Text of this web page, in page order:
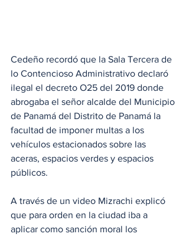
Cedeño recordó que la Sala Tercera de
lo Contencioso Administrativo declaró
ilegal el decreto O25 del 2019 donde
abrogaba el señor alcalde del Municipio
de Panamá del Distrito de Panamá la
facultad de imponer multas a los
vehículos estacionados sobre las
aceras, espacios verdes y espacios
públicos.
A través de un video Mizrachi explicó
que para orden en la ciudad iba a
aplicar como sanción moral los